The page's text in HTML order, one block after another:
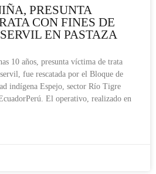
PRESUNTA
CON FINES DE
EN PASTAZA
10 años, presunta víctima de trata
fue rescatada por el Bloque de
indígena Espejo, sector Río Tigre
El operativo, realizado en